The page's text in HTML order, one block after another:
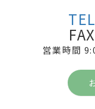
営業時間